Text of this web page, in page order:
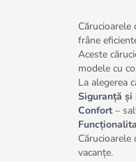
frâne
Aceste
modele cu
La alegerea
Siguranță
Confort–
vacanțe.